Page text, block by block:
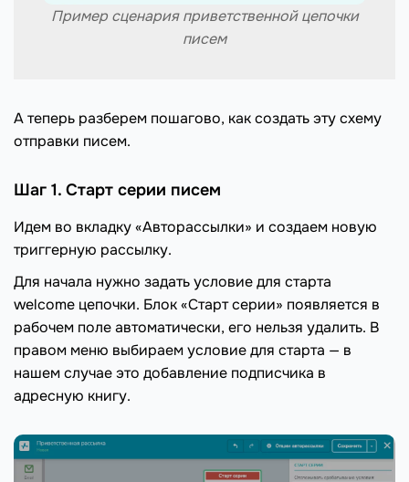
Пример сценария приветственной цепочки
писем
А теперь разберем пошагово, как создать эту схему
отправки писем.
Шаг 1. Старт серии писем
Идем во вкладку «Авторассылки» и создаем новую
триггерную рассылку.
Для начала нужно задать условие для старта
welcome цепочки. Блок «Старт серии» появляется в
рабочем поле автоматически, его нельзя удалить. В
правом меню выбираем условие для старта — в
нашем случае это добавление подписчика в
адресную книгу.